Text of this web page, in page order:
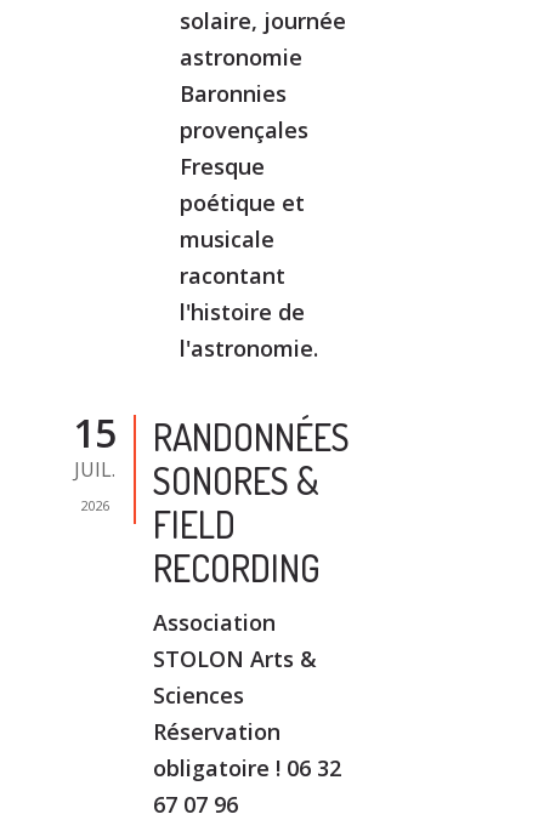
solaire, journée
astronomie
Baronnies
provençales
Fresque
poétique et
musicale
racontant
l'histoire de
l'astronomie.
15
JUIL.
2026
RANDONNÉES
SONORES &
FIELD
RECORDING
Association
STOLON Arts &
Sciences
Réservation
obligatoire ! 06 32
67 07 96